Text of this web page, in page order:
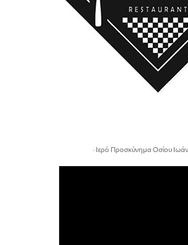
- Ιερό Προσκύνημα Οσίου